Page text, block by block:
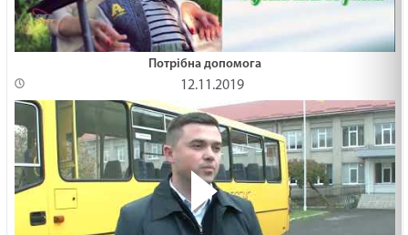
Потрібна допомога
12.11.2019